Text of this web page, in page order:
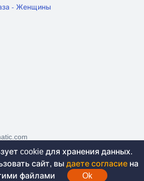
- Женщины
18 лет. На сайте не
cookie для хранения данных.
сайт, вы даете согласие на
файлами
Ok